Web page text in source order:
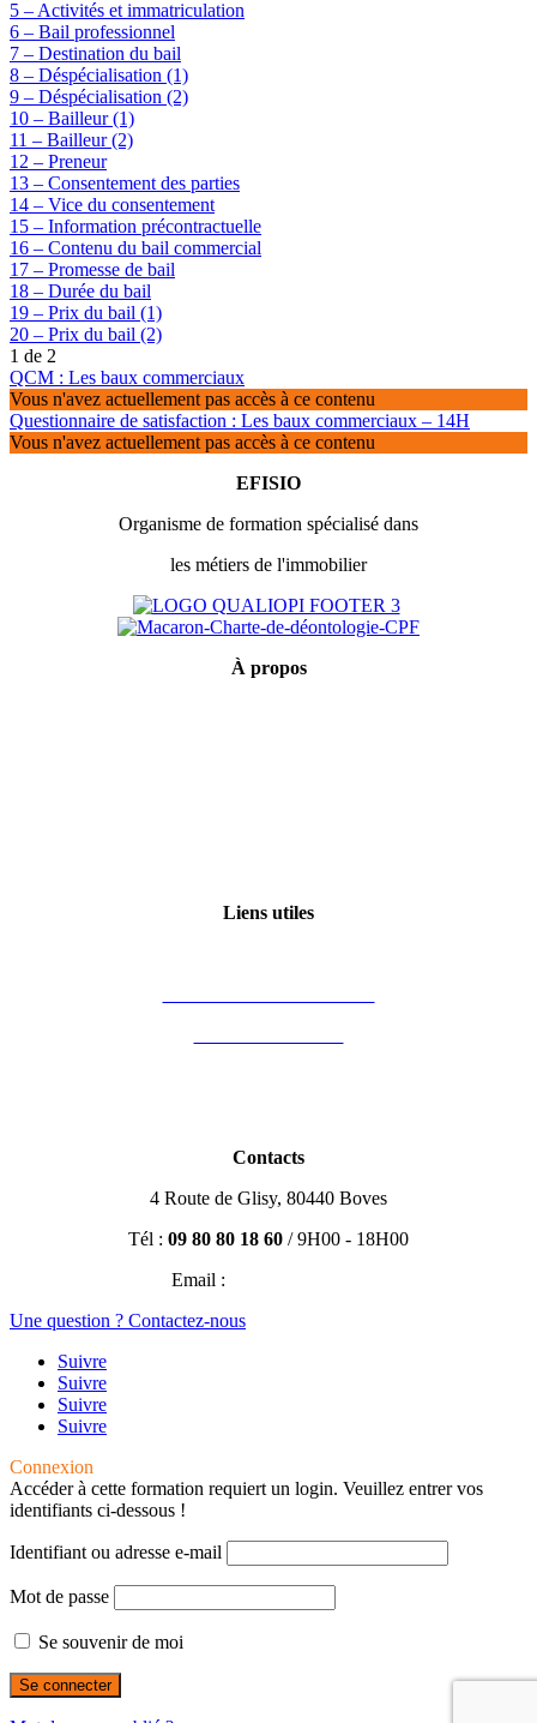
5 – Activités et immatriculation
6 – Bail professionnel
7 – Destination du bail
8 – Déspécialisation (1)
9 – Déspécialisation (2)
10 – Bailleur (1)
11 – Bailleur (2)
12 – Preneur
13 – Consentement des parties
14 – Vice du consentement
15 – Information précontractuelle
16 – Contenu du bail commercial
17 – Promesse de bail
18 – Durée du bail
19 – Prix du bail (1)
20 – Prix du bail (2)
1 de 2
QCM : Les baux commerciaux
Vous n'avez actuellement pas accès à ce contenu
Questionnaire de satisfaction : Les baux commerciaux – 14H
Vous n'avez actuellement pas accès à ce contenu
EFISIO
Organisme de formation spécialisé dans
les métiers de l'immobilier
À propos
Liens utiles
Contacts
4 Route de Glisy, 80440 Boves
Tél : 09 80 80 18 60 / 9H00 - 18H00
Email :
Une question ? Contactez-nous
Suivre
Suivre
Suivre
Suivre
Connexion
Accéder à cette formation requiert un login. Veuillez entrer vos
identifiants ci-dessous !
Identifiant ou adresse e-mail
Mot de passe
Se souvenir de moi